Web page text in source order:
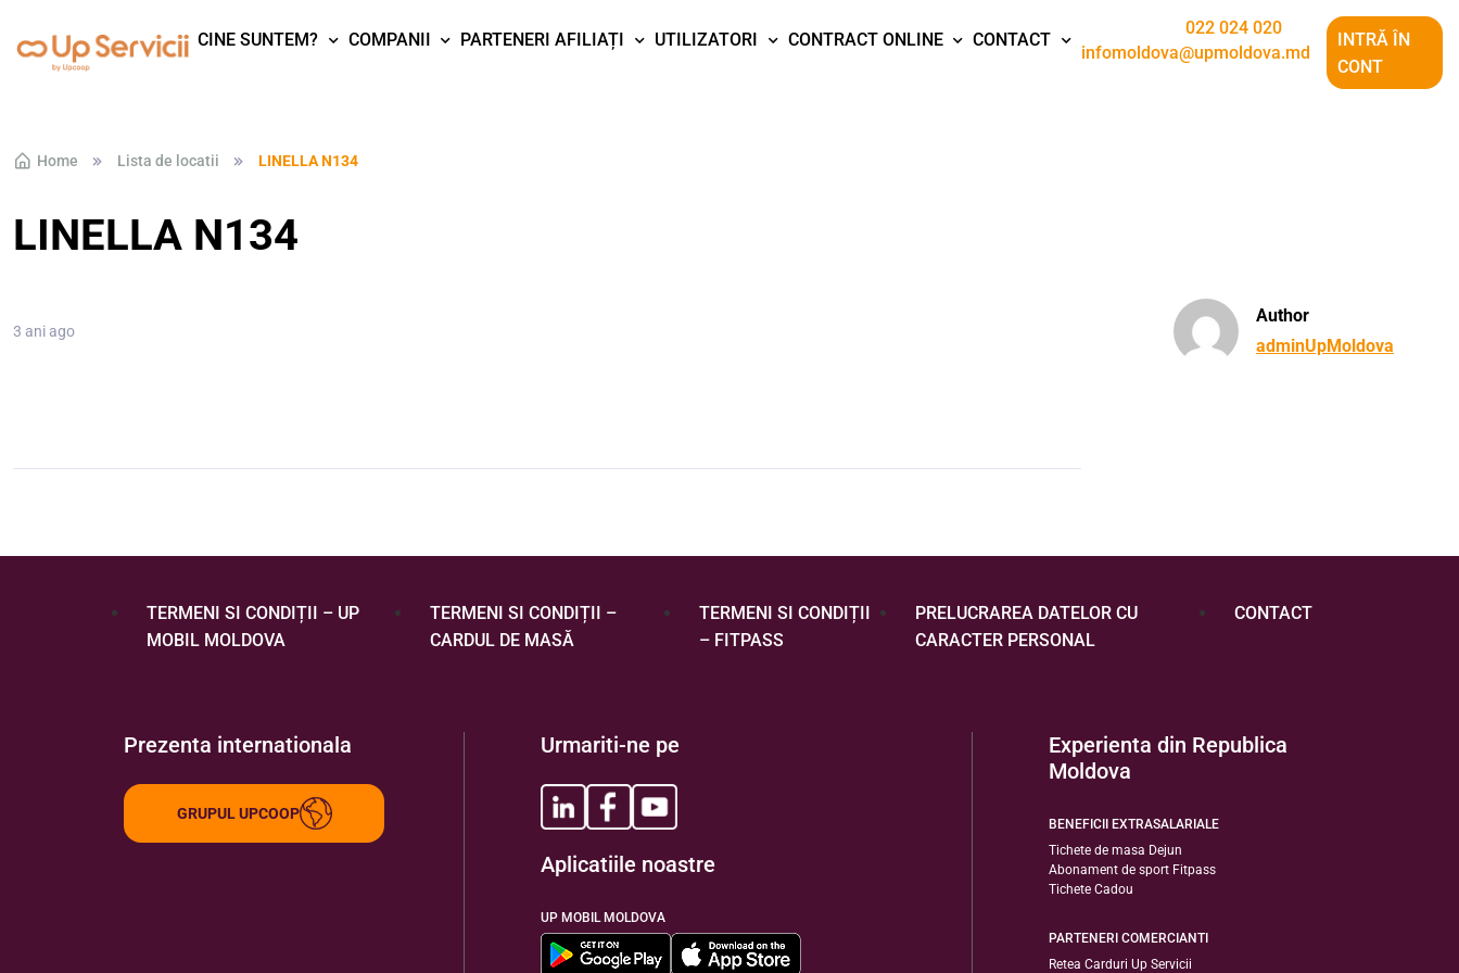
Skip to navigation
Skip to content
CINE SUNTEM? COMPANII PARTENERI AFILIAȚI UTILIZATORI CONTRACT ONLINE CONTACT
022 024 020
infomoldova@upmoldova.md
INTRĂ ÎN
CONT
Home Lista de locatii LINELLA N134
LINELLA N134
3 ani ago
Author
adminUpMoldova
TERMENI SI CONDIȚII – UP
MOBIL MOLDOVA
TERMENI SI CONDIȚII –
CARDUL DE MASĂ
TERMENI SI CONDIȚII
– FITPASS
PRELUCRAREA DATELOR CU
CARACTER PERSONAL
CONTACT
Prezenta internationala
GRUPUL UPCOOP
Urmariti-ne pe
Aplicatiile noastre
UP MOBIL MOLDOVA
Experienta din Republica
Moldova
BENEFICII EXTRASALARIALE
Tichete de masa Dejun
Abonament de sport Fitpass
Tichete Cadou
PARTENERI COMERCIANTI
Retea Carduri Up Servicii